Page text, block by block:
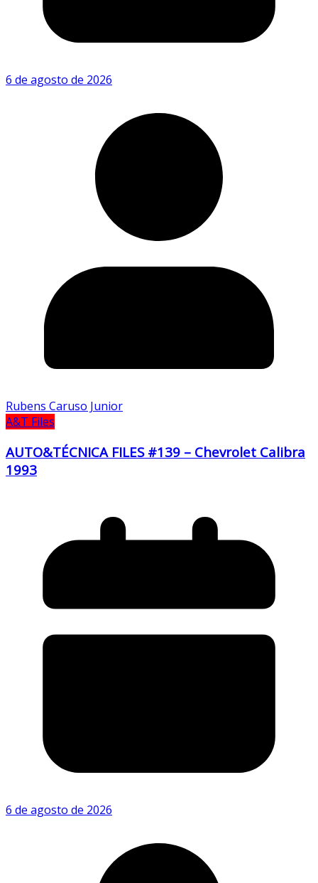
6 de agosto de 2026
Rubens Caruso Junior
A&T Files
AUTO&TÉCNICA FILES #139 – Chevrolet Calibra
1993
6 de agosto de 2026